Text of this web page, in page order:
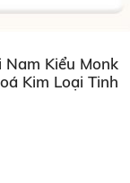
Nam Kiểu Monk
Kim Loại Tinh